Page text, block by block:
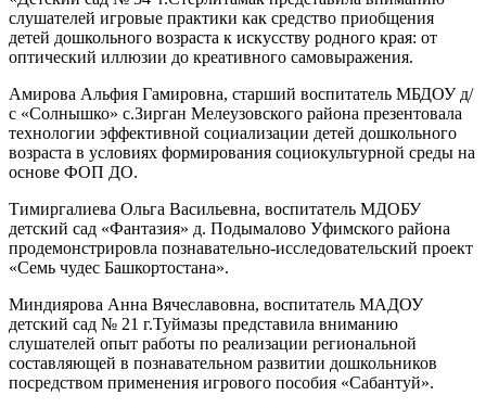
слушателей игровые практики как средство приобщения
детей дошкольного возраста к искусству родного края: от
оптический иллюзии до креативного самовыражения.
Амирова Альфия Гамировна, старший воспитатель МБДОУ д/
с «Солнышко» с.Зирган Мелеузовского района презентовала
технологии эффективной социализации детей дошкольного
возраста в условиях формирования социокультурной среды на
основе ФОП ДО.
Тимиргалиева Ольга Васильевна, воспитатель МДОБУ
детский сад «Фантазия» д. Подымалово Уфимского района
продемонстрировла познавательно-исследовательский проект
«Семь чудес Башкортостана».
Миндиярова Анна Вячеславовна, воспитатель МАДОУ
детский сад № 21 г.Туймазы представила вниманию
слушателей опыт работы по реализации региональной
составляющей в познавательном развитии дошкольников
посредством применения игрового пособия «Сабантуй».